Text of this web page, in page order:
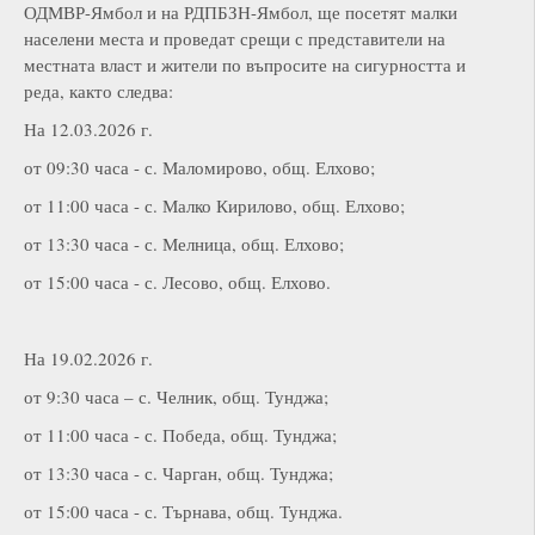
ОДМВР-Ямбол и на РДПБЗН-Ямбол, ще посетят малки
населени места и проведат срещи с представители на
местната власт и жители по въпросите на сигурността и
реда, както следва:
На 12.03.2026 г.
от 09:30 часа - с. Маломирово, общ. Елхово;
от 11:00 часа - с. Малко Кирилово, общ. Елхово;
от 13:30 часа - с. Мелница, общ. Елхово;
от 15:00 часа - с. Лесово, общ. Елхово.
На 19.02.2026 г.
от 9:30 часа – с. Челник, общ. Тунджа;
от 11:00 часа - с. Победа, общ. Тунджа;
от 13:30 часа - с. Чарган, общ. Тунджа;
от 15:00 часа - с. Търнава, общ. Тунджа.